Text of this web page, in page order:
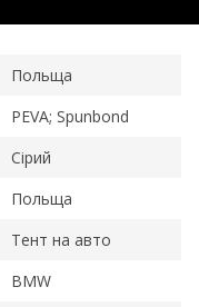
Польща
PEVA; Spunbond
Сірий
Польща
Тент на авто
BMW